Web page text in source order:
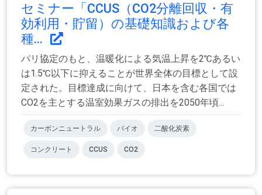
セミナー「CCUS（CO2分離回収・有
効利用・貯留）の基礎知識および各
種...
パリ協定のもと、温暖化による気温上昇を2℃あるい
は1.5℃以下に抑えることが世界全体の目標として設
定された。目標達成に向けて、日本を含む各国では
CO2を主とする温室効果ガスの排出を2050年頃...
カーボンニュートラル バイオ 二酸化炭素
コンクリート CCUS CO2